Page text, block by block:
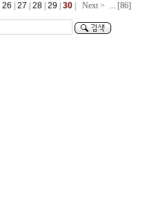
26 27 28 29 30 Next > ... [86]